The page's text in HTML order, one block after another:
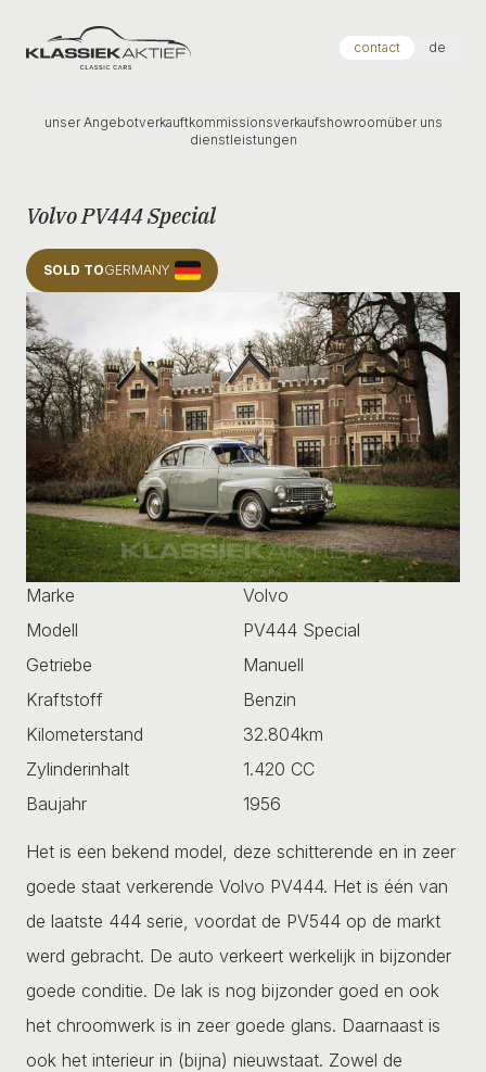
Klassiek Aktief contact de
unser Angebotverkauftkommissionsverkaufshowroomüber uns
dienstleistungen
Volvo PV444 Special
SOLD TOGERMANY
Marke
Volvo
Modell
PV444 Special
Getriebe
Manuell
Kraftstoff
Benzin
Kilometerstand
32.804km
Zylinderinhalt
1.420 CC
Baujahr
1956
Het is een bekend model, deze schitterende en in zeer
goede staat verkerende Volvo PV444. Het is één van
de laatste 444 serie, voordat de PV544 op de markt
werd gebracht. De auto verkeert werkelijk in bijzonder
goede conditie. De lak is nog bijzonder goed en ook
het chroomwerk is in zeer goede glans. Daarnaast is
ook het interieur in (bijna) nieuwstaat. Zowel de